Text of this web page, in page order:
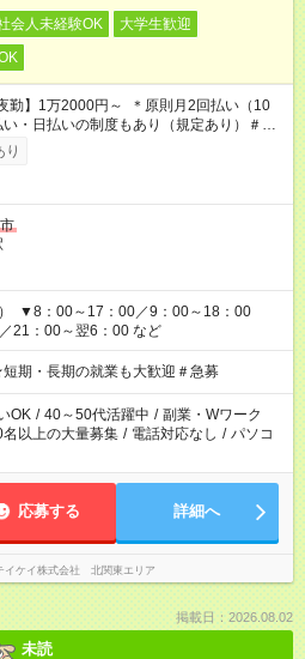
会人未経験OK
大学生歓迎
勤】1万2000円～ ＊原則月2回払い（10
・日払いの制度もあり（規定あり）＃日
り
） ▼8：00～17：00／9：00～18：00
21：00～翌6：00 など
期・長期の就業も大歓迎＃急募
OK / 40～50代活躍中 / 副業・Wワーク
名以上の大量募集 / 電話対応なし / パソコ
応募する 詳細へ
イケイ株式会社 北関東エリア
掲載日：2026.08.02
未読